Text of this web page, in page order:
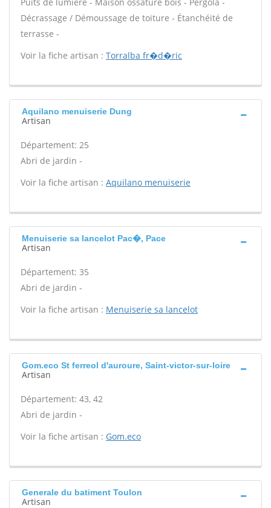
Décrassage / Démoussage de toiture - Étanchéité de
terrasse -
Voir la fiche artisan : Torralba fr�d�ric
Aquilano menuiserie Dung
Artisan
Département: 25
Abri de jardin -
Voir la fiche artisan : Aquilano menuiserie
Menuiserie sa lancelot Pac�, Pace
Artisan
Département: 35
Abri de jardin -
Voir la fiche artisan : Menuiserie sa lancelot
Gom.eco St ferreol d'auroure, Saint-victor-sur-loire
Artisan
Département: 43, 42
Abri de jardin -
Voir la fiche artisan : Gom.eco
Generale du batiment Toulon
Artisan